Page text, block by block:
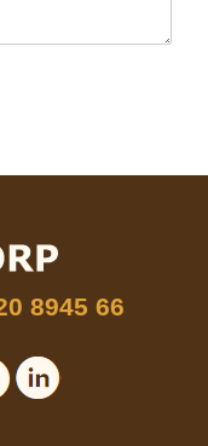
8945 66